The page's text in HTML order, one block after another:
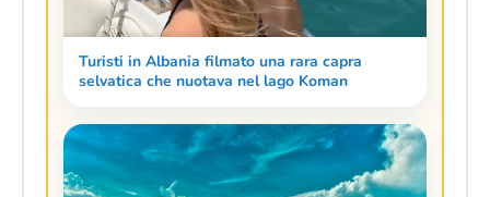
Turisti in Albania filmato una rara capra
selvatica che nuotava nel lago Koman